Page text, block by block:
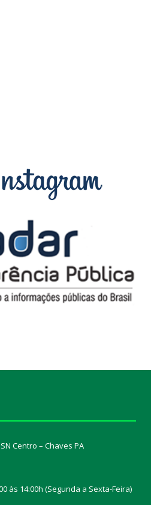
Centro – Chaves PA
às 14:00h (Segunda a Sexta-Feira)